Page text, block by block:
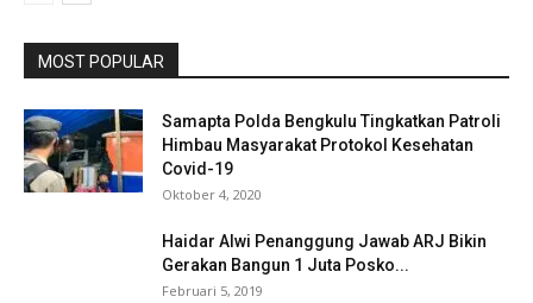
MOST POPULAR
Samapta Polda Bengkulu Tingkatkan Patroli
Himbau Masyarakat Protokol Kesehatan
Covid-19
Oktober 4, 2020
Haidar Alwi Penanggung Jawab ARJ Bikin
Gerakan Bangun 1 Juta Posko...
Februari 5, 2019